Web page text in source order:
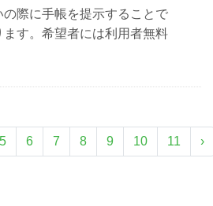
の際に手帳を提示することで
ます。希望者には利用者無料
5 6 7 8 9 10 11 ›